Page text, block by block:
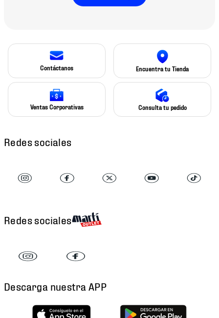
Contáctanos Encuentra tu Tienda
Ventas Corporativas Consulta tu pedido
Redes sociales
Redes sociales
Descarga nuestra APP